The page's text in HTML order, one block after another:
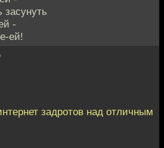
засунуть
-
ей!
задротов над отличным